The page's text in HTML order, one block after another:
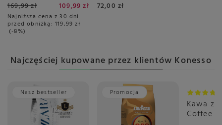
KONESSO 1kg
169,99 zł 109,99 zł
Najniższa cena z 30 dni
przed obniżką: 119,99 zł
-8%
200g
72,00 zł
Najczęściej kupowane przez klientów Konesso
Nasz bestseller Promocja Nasz
Kawa
Coffee